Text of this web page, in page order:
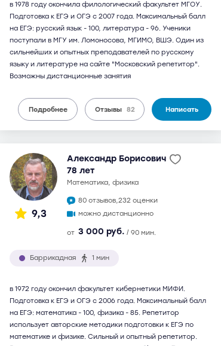
в 1978 году окончила филологический факультет МГОУ.
Подготовка к ЕГЭ и ОГЭ с 2007 года. Максимальный балл
на ЕГЭ: русский язык - 100, литература - 96. Ученики
поступали в МГУ им. Ломоносова, МГИМО, ВШЭ. Один из
сильнейших и опытных преподавателей по русскому
языку и литературе на сайте "Московский репетитор".
Возможны дистанционные занятия
Подробнее Отзывы 82 Написать
9,3
Александр Борисович
78 лет
математика, физика
80 отзывов,232 оценки
можно дистанционно
от 3 000 руб. / 90 мин.
Баррикадная 1 мин
в 1972 году окончил факультет кибернетики МИФИ.
Подготовка к ЕГЭ и ОГЭ с 2006 года. Максимальный балл
на ЕГЭ: математика - 100, физика - 85. Репетитор
использует авторские методики подготовки к ЕГЭ по
математике и физике. Сильный и опытный репетитор.